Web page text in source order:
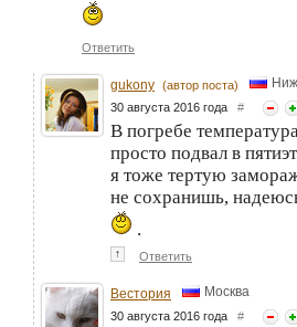
Ответить
gukony (автор поста)
30 августа 2016 года #
В погребе
просто подвал в
я тоже тертую
не сохранишь,
.
↑ Ответить
Вестория Москва
30 августа 2016 года #